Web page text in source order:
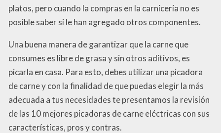
platos, pero cuando la compras en la carnicería no es
posible saber si le han agregado otros componentes.
Una buena manera de garantizar que la carne que
consumes es libre de grasa y sin otros aditivos, es
picarla en casa. Para esto, debes utilizar una picadora
de carne y con la finalidad de que puedas elegir la más
adecuada a tus necesidades te presentamos la revisión
de las 10 mejores picadoras de carne eléctricas con sus
características, pros y contras.